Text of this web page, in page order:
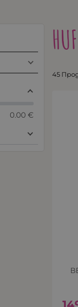
45
0.00 €